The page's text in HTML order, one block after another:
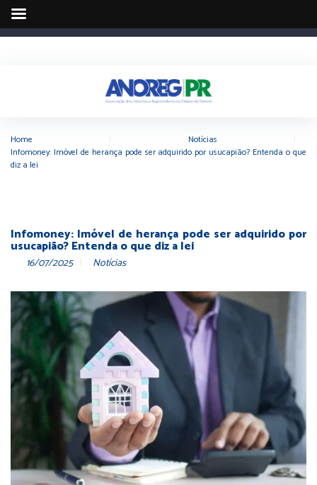
Home Notícias
Infomoney: Imóvel de herança pode ser adquirido por usucapião? Entenda o que
diz a lei
Infomoney: Imóvel de herança pode ser adquirido por
usucapião? Entenda o que diz a lei
16/07/2025 Notícias